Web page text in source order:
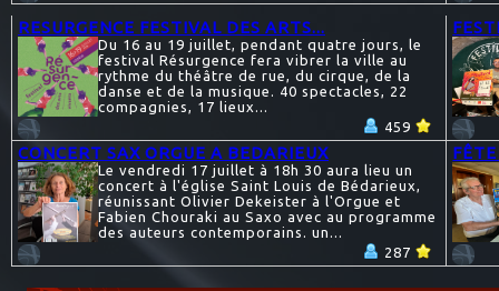
RESURGENCE FESTIVAL DES ARTS...
Du 16 au 19 juillet, pendant quatre jours, le
festival Résurgence fera vibrer la ville au
rythme du théâtre de rue, du cirque, de la
danse et de la musique. 40 spectacles, 22
compagnies, 17 lieux...
459
CONCERT SAX ORGUE A BEDARIEUX
Le vendredi 17 juillet à 18h 30 aura lieu un
concert à l'église Saint Louis de Bédarieux,
réunissant Olivier Dekeister à l'Orgue et
Fabien Chouraki au Saxo avec au programme
des auteurs contemporains. un...
287